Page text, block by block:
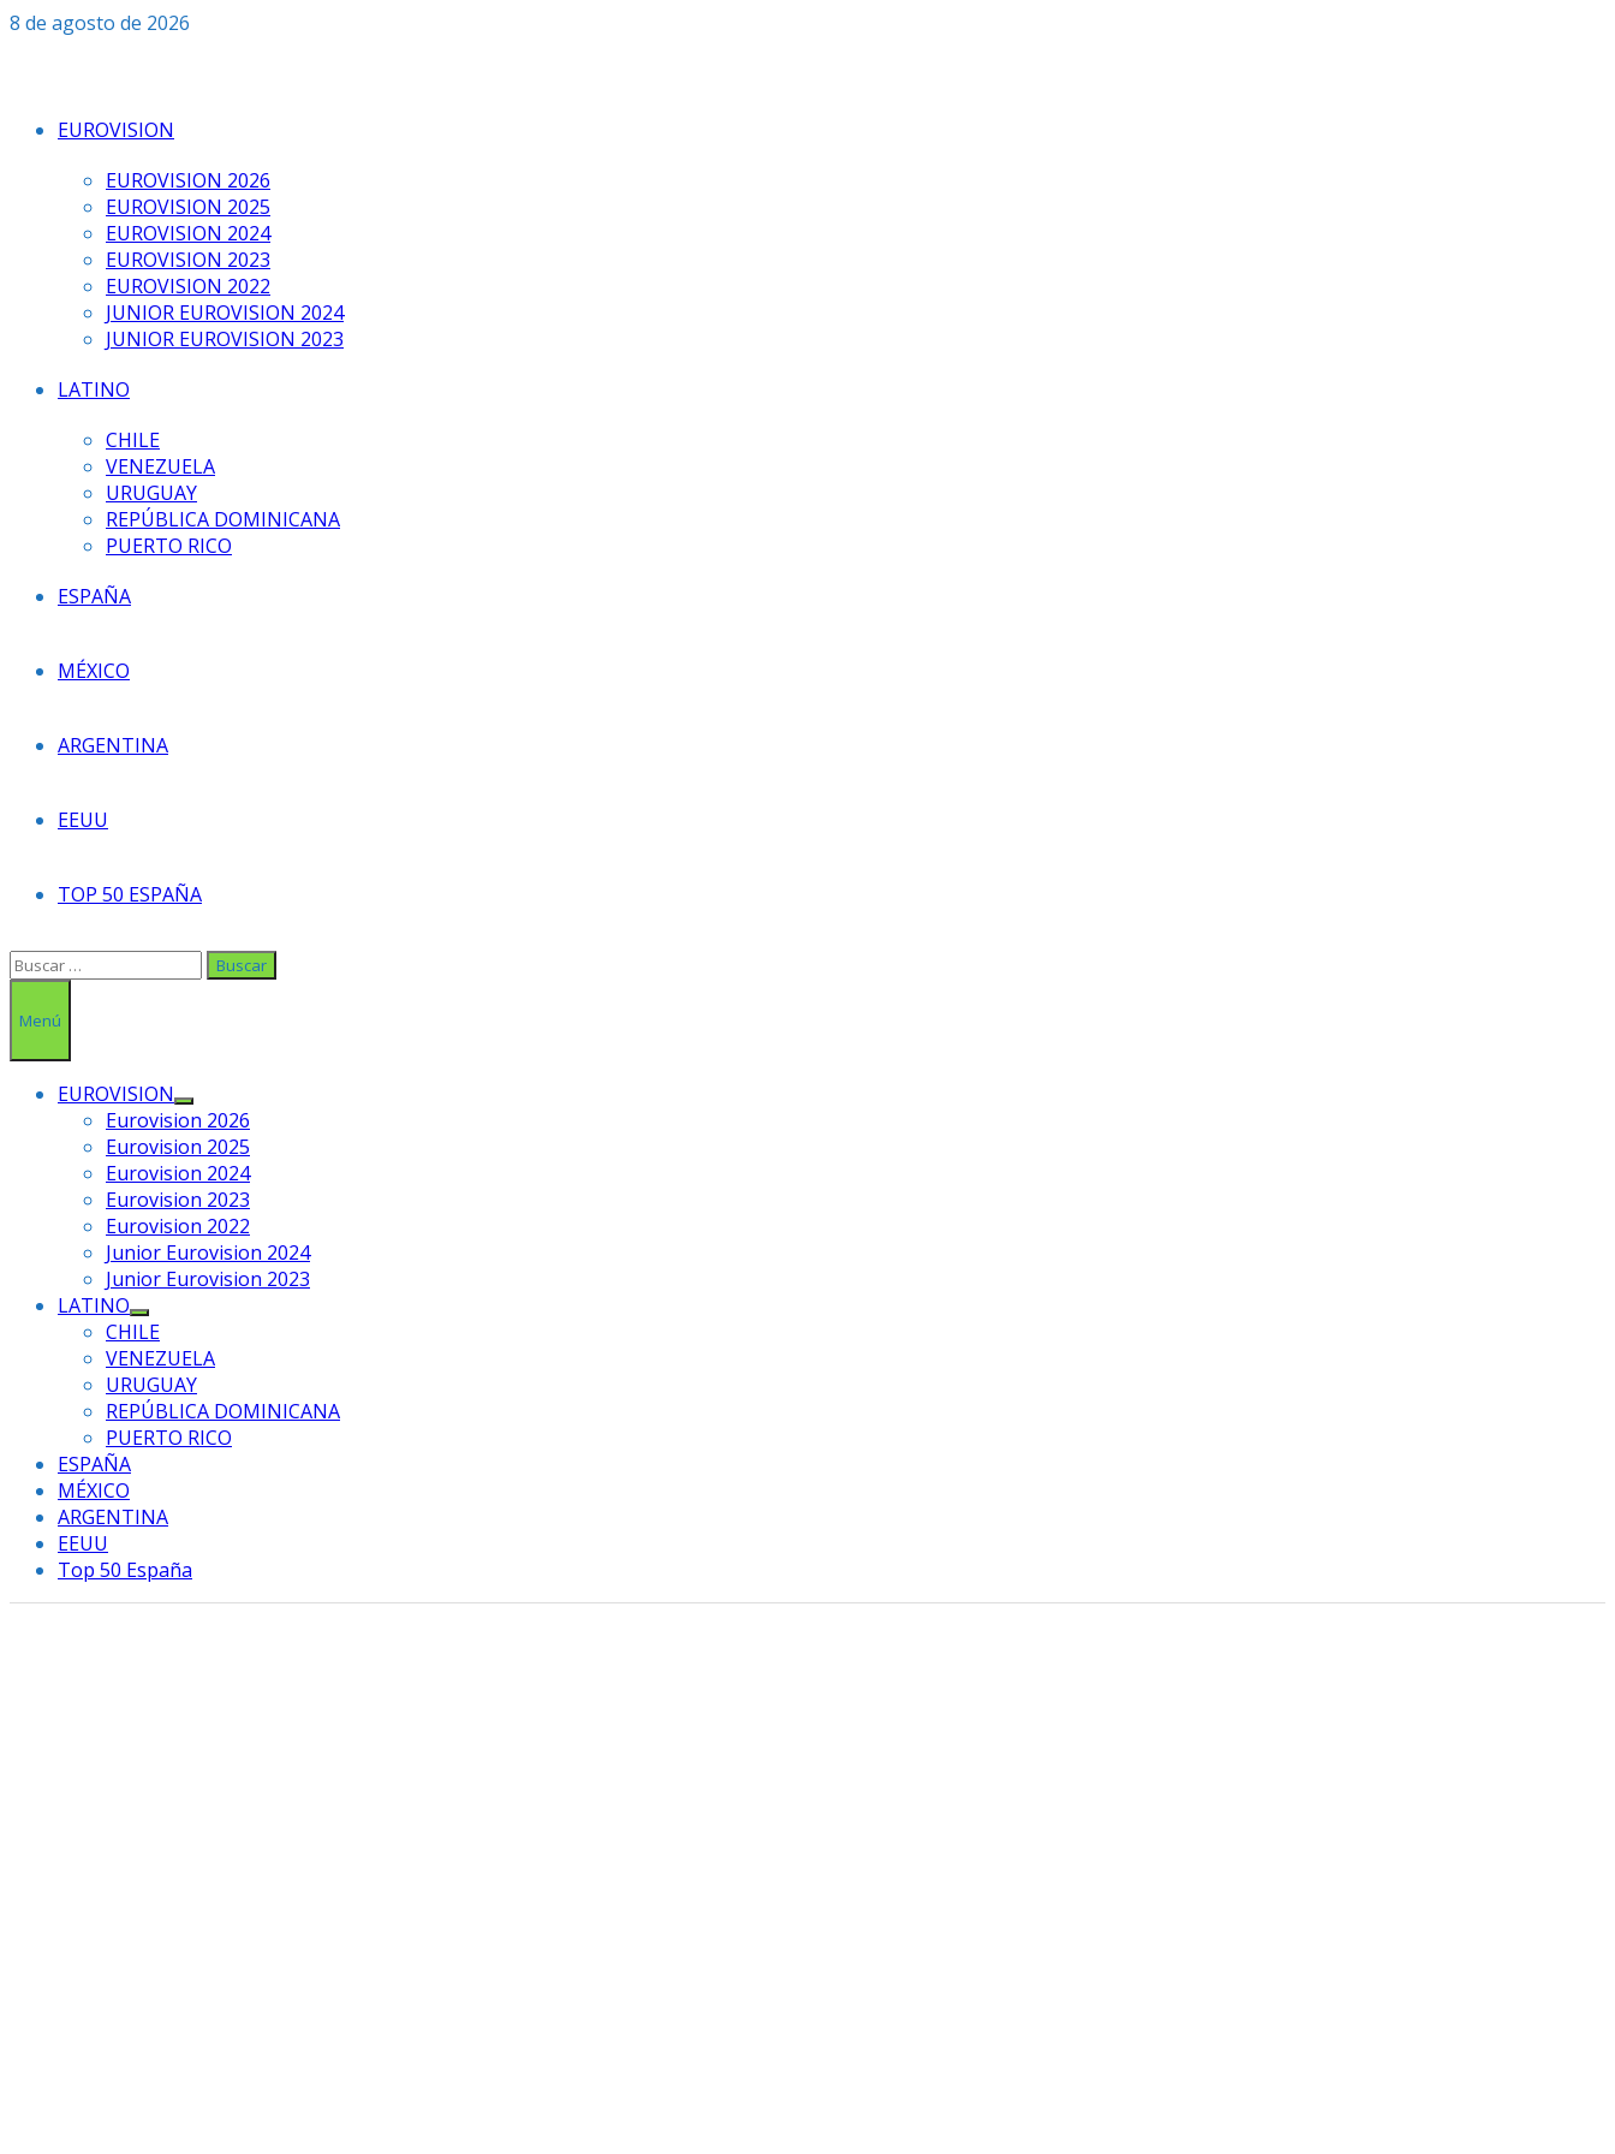
Saltar
8 de agosto de 2026
EUROVISION
EUROVISION 2026
EUROVISION 2025
EUROVISION 2024
EUROVISION 2023
EUROVISION 2022
JUNIOR EUROVISION 2024
JUNIOR EUROVISION 2023
LATINO
CHILE
VENEZUELA
URUGUAY
REPÚBLICA DOMINICANA
PUERTO RICO
ESPAÑA
MÉXICO
ARGENTINA
EEUU
TOP 50 ESPAÑA
Buscar:
Menú
EUROVISION
Mostrar
el
submenú
Eurovision 2026
Eurovision 2025
Eurovision 2024
Eurovision 2023
Eurovision 2022
Junior Eurovision 2024
Junior Eurovision 2023
LATINO
Mostrar
el
submenú
CHILE
VENEZUELA
URUGUAY
REPÚBLICA DOMINICANA
PUERTO RICO
ESPAÑA
MÉXICO
ARGENTINA
EEUU
Top 50 España